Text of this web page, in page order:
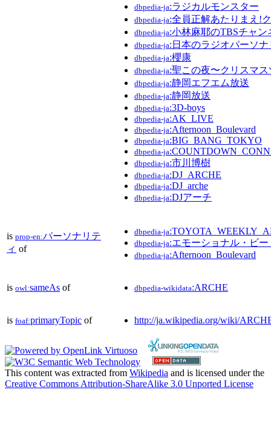
dbpedia-ja:ラジカルモンスター
dbpedia-ja:全員正解あたりまえ!
dbpedia-ja:小林麻耶のTBSチャン
dbpedia-ja:日本のラジオパーソ
dbpedia-ja:櫻康
dbpedia-ja:聖この夜〜クリスマ
dbpedia-ja:静岡エフエム放送
dbpedia-ja:静岡放送
dbpedia-ja:3D-boys
dbpedia-ja:AK_LIVE
dbpedia-ja:Afternoon_Boulevard
dbpedia-ja:BIG_BANG_TOKYO
dbpedia-ja
dbpedia-ja:市川博樹
dbpedia-ja:DJ_ARCHE
dbpedia-ja:DJ_arche
dbpedia-ja:DJアーチ
is prop-en:パーソナリテ
ィ of
dbpedia-ja
dbpedia-ja:エモーショナル・ビー
dbpedia-ja:Afternoon_Boulevard
is owl:sameAs of dbpedia-wikidata:ARCHE
is foaf:primaryTopic of http://ja.wikipedia.org/wiki/
This content was extracted from Wikipedia and is licensed under the
Creative Commons Attribution-ShareAlike 3.0 Unported License